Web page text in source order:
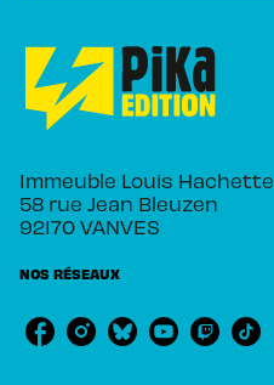
Immeuble Louis Hachette
58 rue Jean Bleuzen
92170 VANVES
NOS RÉSEAUX